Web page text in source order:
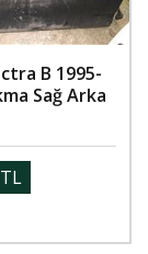
B 1995-
Sağ Arka